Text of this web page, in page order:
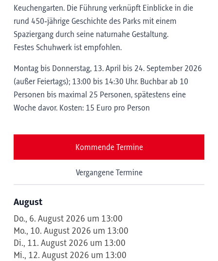
Keuchengarten. Die Führung verknüpft Einblicke in die
rund 450‑jährige Geschichte des Parks mit einem
Spaziergang durch seine naturnahe Gestaltung.
Festes Schuhwerk ist empfohlen.
Montag bis Donnerstag, 13. April bis 24. September 2026
(außer Feiertags); 13:00 bis 14:30 Uhr. Buchbar ab 10
Personen bis maximal 25 Personen, spätestens eine
Woche davor. Kosten: 15 Euro pro Person
Kommende Termine
Vergangene Termine
August
Do., 6. August 2026 um 13:00
Mo., 10. August 2026 um 13:00
Di., 11. August 2026 um 13:00
Mi., 12. August 2026 um 13:00